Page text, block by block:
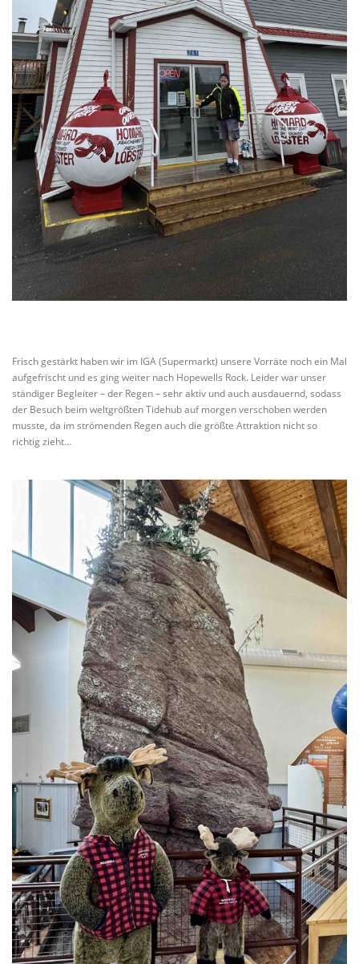
Frisch gestärkt haben wir im IGA (Supermarkt) unsere Vorräte noch ein Mal
aufgefrischt und es ging weiter nach Hopewells Rock. Leider war unser
ständiger Begleiter – der Regen – sehr aktiv und auch ausdauernd, sodass
der Besuch beim weltgrößten Tidehub auf morgen verschoben werden
musste, da im strömenden Regen auch die größte Attraktion nicht so
richtig zieht…